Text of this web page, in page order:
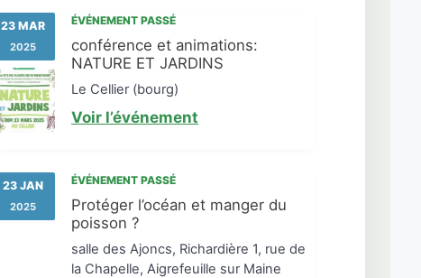
23 MAR
2025
ÉVÉNEMENT PASSÉ
conférence et animations:
NATURE ET JARDINS
Le Cellier (bourg)
Voir l’événement
23 JAN
2025
ÉVÉNEMENT PASSÉ
Protéger l’océan et manger du
poisson ?
salle des Ajoncs, Richardière 1, rue de
la Chapelle, Aigrefeuille sur Maine